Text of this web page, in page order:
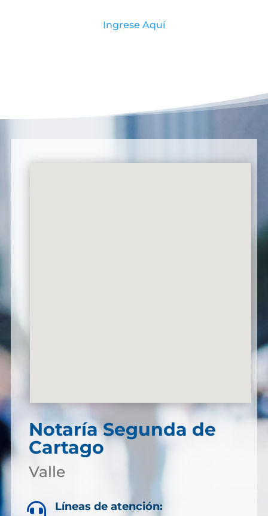
Ingrese Aquí
Notaría Segunda de
Cartago
Valle
 Líneas de atención: